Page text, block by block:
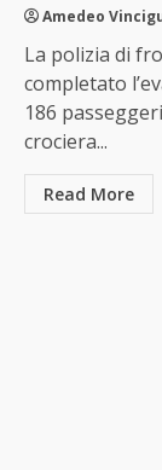
Amedeo
La polizia di
completato
186
crociera...
Read More